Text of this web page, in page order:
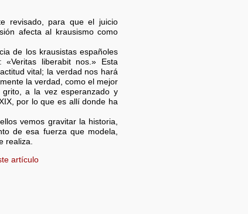
revisado, para que el juicio
afecta al krausismo como
de los krausistas españoles
«Veritas liberabit nos.» Esta
vital; la verdad nos hará
la verdad, como el mejor
a la vez esperanzado y
por lo que es allí donde ha
vemos gravitar la historia,
de esa fuerza que modela,
realiza.
artículo